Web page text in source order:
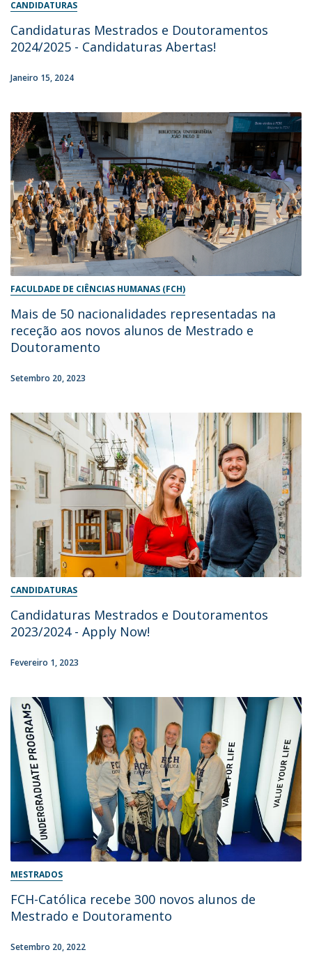
CANDIDATURAS
Candidaturas Mestrados e Doutoramentos
2024/2025 - Candidaturas Abertas!
Janeiro 15, 2024
FACULDADE DE CIÊNCIAS HUMANAS (FCH)
Mais de 50 nacionalidades representadas na
receção aos novos alunos de Mestrado e
Doutoramento
Setembro 20, 2023
CANDIDATURAS
Candidaturas Mestrados e Doutoramentos
2023/2024 - Apply Now!
Fevereiro 1, 2023
MESTRADOS
FCH-Católica recebe 300 novos alunos de
Mestrado e Doutoramento
Setembro 20, 2022